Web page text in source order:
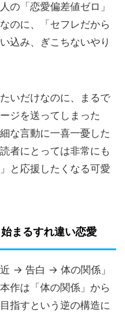
の「恋愛偏差値ゼロ」
のに、「セフレだから
込み、ぎこちないやり
いだけなのに、まるで
ジを送ってしまった
な言動に一喜一憂した
者にとっては非常にも
と応援したくなる可愛
まるすれ違い恋愛
→ 告白 → 体の関係」
作は「体の関係」から
指すという逆の構造に